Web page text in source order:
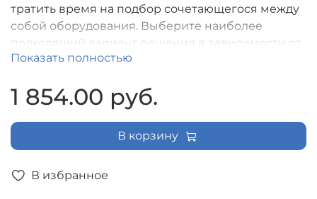
В избранное
тратить время на подбор сочетающегося между
собой оборудования. Выберите наиболее
подходящий вариант решения в зависимости от
размера помещения и решаемой задачи.
Показать полностью
1 854.00 руб.
В корзину